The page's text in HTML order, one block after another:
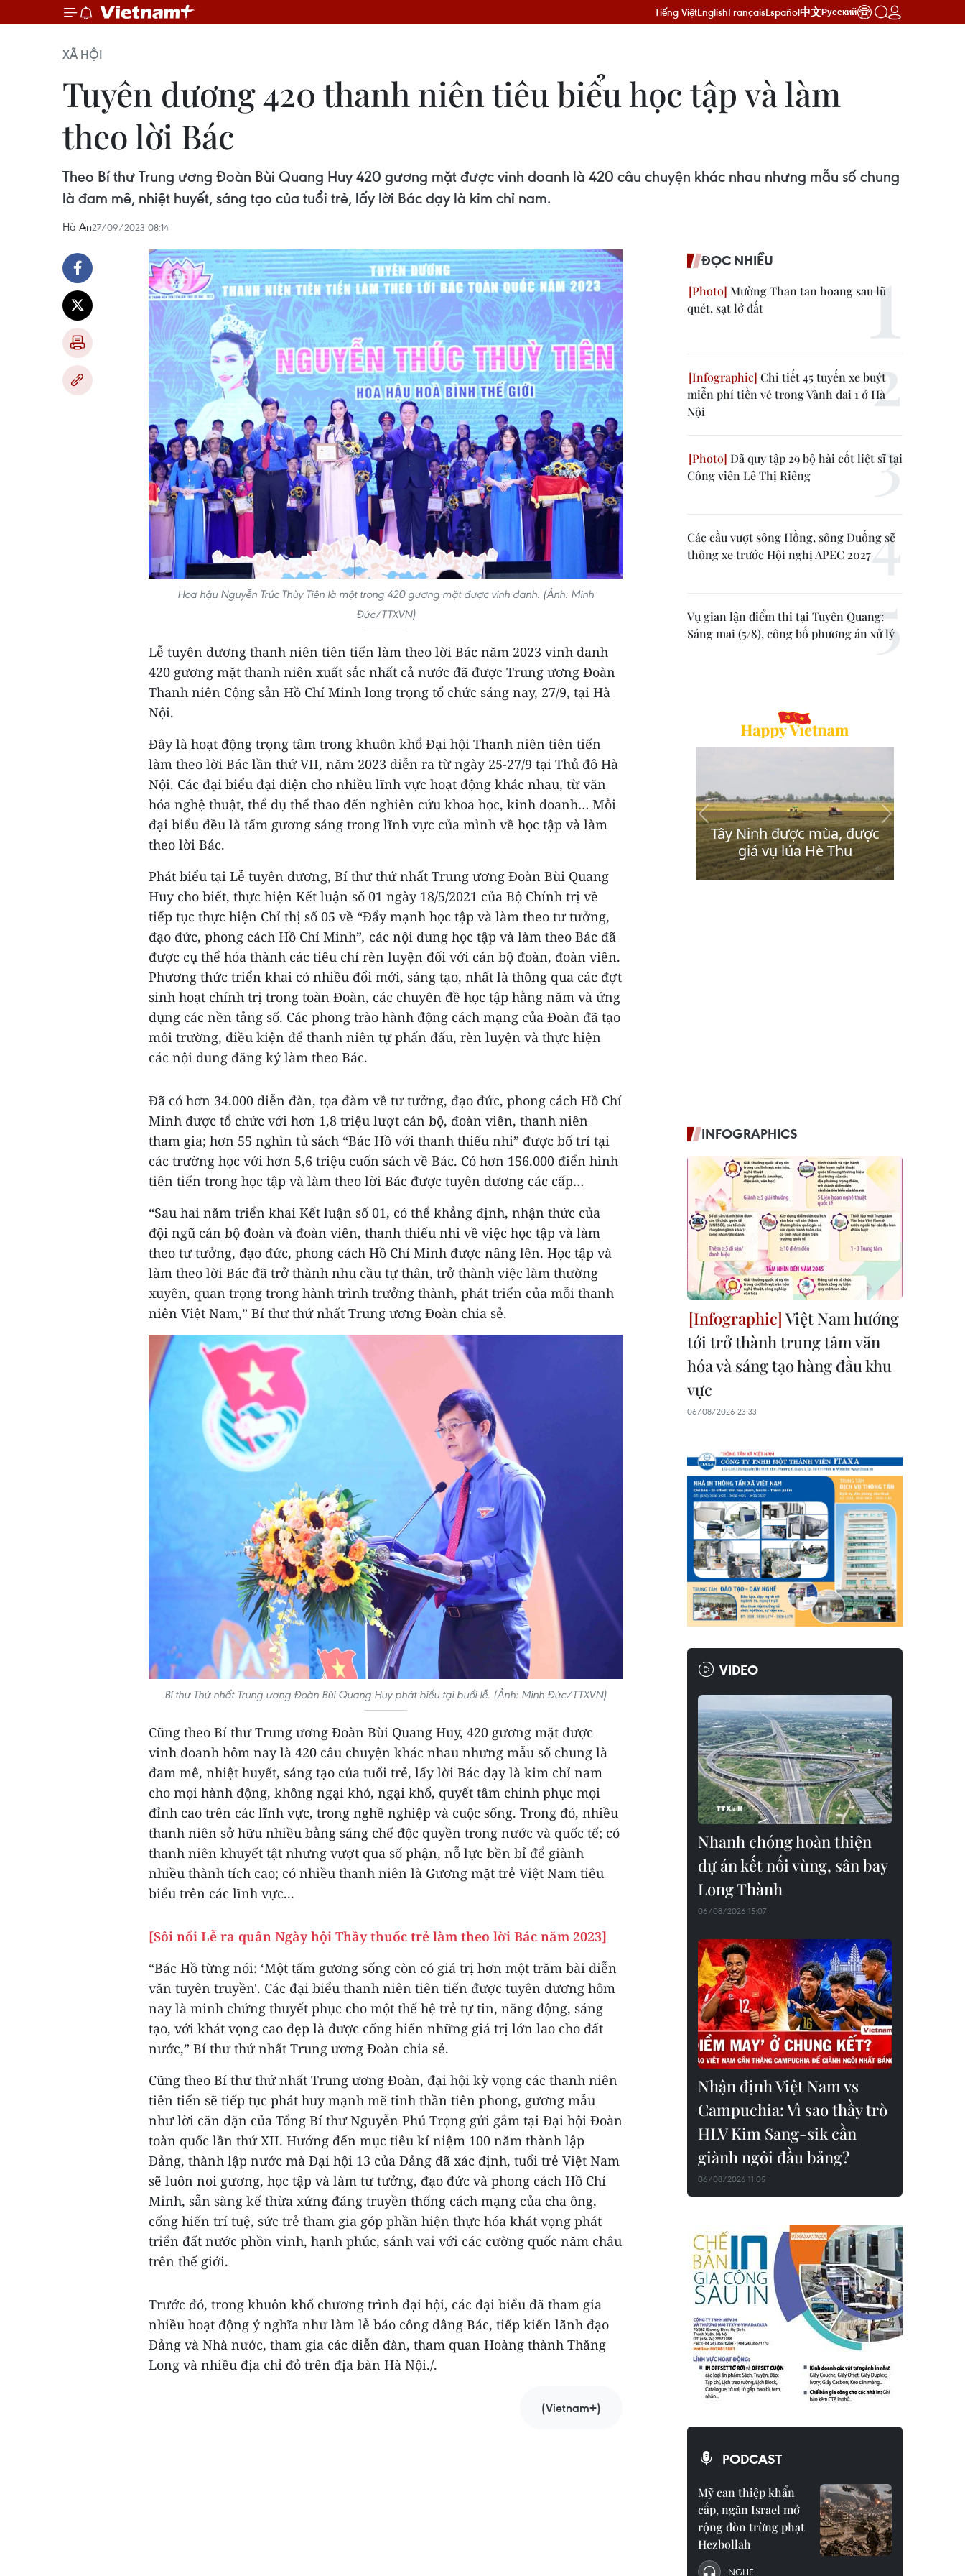
Tiếng ViệtEnglishFrançaisEspañol中文Русский
XÃ HỘI
Tuyên dương 420 thanh niên tiêu biểu học tập và làm
theo lời Bác
Theo Bí thư Trung ương Đoàn Bùi Quang Huy 420 gương mặt được vinh doanh là 420 câu chuyện khác nhau nhưng mẫu số chung
là đam mê, nhiệt huyết, sáng tạo của tuổi trẻ, lấy lời Bác dạy là kim chỉ nam.
Hà An27/09/2023 08:14
Hoa hậu Nguyễn Trúc Thùy Tiên là một trong 420 gương mặt được vinh danh. (Ảnh: Minh
Đức/TTXVN)
Lễ tuyên dương thanh niên tiên tiến làm theo lời Bác năm 2023 vinh danh
420 gương mặt thanh niên xuất sắc nhất cả nước đã được Trung ương Đoàn
Thanh niên Cộng sản Hồ Chí Minh long trọng tổ chức sáng nay, 27/9, tại Hà
Nội.
Đây là hoạt động trọng tâm trong khuôn khổ Đại hội Thanh niên tiên tiến
làm theo lời Bác lần thứ VII, năm 2023 diễn ra từ ngày 25-27/9 tại Thủ đô Hà
Nội. Các đại biểu đại diện cho nhiều lĩnh vực hoạt động khác nhau, từ văn
hóa nghệ thuật, thể dụ thể thao đến nghiên cứu khoa học, kinh doanh… Mỗi
đại biểu đều là tấm gương sáng trong lĩnh vực của mình về học tập và làm
theo lời Bác.
Phát biểu tại Lễ tuyên dương, Bí thư thứ nhất Trung ương Đoàn Bùi Quang
Huy cho biết, thực hiện Kết luận số 01 ngày 18/5/2021 của Bộ Chính trị về
tiếp tục thực hiện Chỉ thị số 05 về “Đẩy mạnh học tập và làm theo tư tưởng,
đạo đức, phong cách Hồ Chí Minh”, các nội dung học tập và làm theo Bác đã
được cụ thể hóa thành các tiêu chí rèn luyện đối với cán bộ đoàn, đoàn viên.
Phương thức triển khai có nhiều đổi mới, sáng tạo, nhất là thông qua các đợt
sinh hoạt chính trị trong toàn Đoàn, các chuyên đề học tập hằng năm và ứng
dụng các nền tảng số. Các phong trào hành động cách mạng của Đoàn đã tạo
môi trường, điều kiện để thanh niên tự phấn đấu, rèn luyện và thực hiện
các nội dung đăng ký làm theo Bác.
Đã có hơn 34.000 diễn đàn, tọa đàm về tư tưởng, đạo đức, phong cách Hồ Chí
Minh được tổ chức với hơn 1,8 triệu lượt cán bộ, đoàn viên, thanh niên
tham gia; hơn 55 nghìn tủ sách “Bác Hồ với thanh thiếu nhi” được bố trí tại
các trường học với hơn 5,6 triệu cuốn sách về Bác. Có hơn 156.000 điển hình
tiên tiến trong học tập và làm theo lời Bác được tuyên dương các cấp…
“Sau hai năm triển khai Kết luận số 01, có thể khẳng định, nhận thức của
đội ngũ cán bộ đoàn và đoàn viên, thanh thiếu nhi về việc học tập và làm
theo tư tưởng, đạo đức, phong cách Hồ Chí Minh được nâng lên. Học tập và
làm theo lời Bác đã trở thành nhu cầu tự thân, trở thành việc làm thường
xuyên, quan trọng trong hành trình trưởng thành, phát triển của mỗi thanh
niên Việt Nam,” Bí thư thứ nhất Trung ương Đoàn chia sẻ.
Bí thư Thứ nhất Trung ương Đoàn Bùi Quang Huy phát biểu tại buổi lễ. (Ảnh: Minh Đức/TTXVN)
Cũng theo Bí thư Trung ương Đoàn Bùi Quang Huy, 420 gương mặt được
vinh doanh hôm nay là 420 câu chuyện khác nhau nhưng mẫu số chung là
đam mê, nhiệt huyết, sáng tạo của tuổi trẻ, lấy lời Bác dạy là kim chỉ nam
cho mọi hành động, không ngại khó, ngại khổ, quyết tâm chinh phục mọi
đỉnh cao trên các lĩnh vực, trong nghề nghiệp và cuộc sống. Trong đó, nhiều
thanh niên sở hữu nhiều bằng sáng chế độc quyền trong nước và quốc tế; có
thanh niên khuyết tật nhưng vượt qua số phận, nỗ lực bền bỉ để giành
nhiều thành tích cao; có nhiều thanh niên là Gương mặt trẻ Việt Nam tiêu
biểu trên các lĩnh vực...
[Sôi nổi Lễ ra quân Ngày hội Thầy thuốc trẻ làm theo lời Bác năm 2023]
“Bác Hồ từng nói: ‘Một tấm gương sống còn có giá trị hơn một trăm bài diễn
văn tuyên truyền'. Các đại biểu thanh niên tiên tiến được tuyên dương hôm
nay là minh chứng thuyết phục cho một thế hệ trẻ tự tin, năng động, sáng
tạo, với khát vọng cao đẹp là được cống hiến những giá trị lớn lao cho đất
nước,” Bí thư thứ nhất Trung ương Đoàn chia sẻ.
Cũng theo Bí thư thứ nhất Trung ương Đoàn, đại hội kỳ vọng các thanh niên
tiên tiến sẽ tiếp tục phát huy mạnh mẽ tinh thần tiên phong, gương mẫu
như lời căn dặn của Tổng Bí thư Nguyễn Phú Trọng gửi gắm tại Đại hội Đoàn
toàn quốc lần thứ XII. Hướng đến mục tiêu kỉ niệm 100 năm thành lập
Đảng, thành lập nước mà Đại hội 13 của Đảng đã xác định, tuổi trẻ Việt Nam
sẽ luôn noi gương, học tập và làm tư tưởng, đạo đức và phong cách Hồ Chí
Minh, sẵn sàng kế thừa xứng đáng truyền thống cách mạng của cha ông,
cống hiến trí tuệ, sức trẻ tham gia góp phần hiện thực hóa khát vọng phát
triển đất nước phồn vinh, hạnh phúc, sánh vai với các cường quốc năm châu
trên thế giới.
Trước đó, trong khuôn khổ chương trình đại hội, các đại biểu đã tham gia
nhiều hoạt động ý nghĩa như làm lễ báo công dâng Bác, tiếp kiến lãnh đạo
Đảng và Nhà nước, tham gia các diễn đàn, tham quan Hoàng thành Thăng
Long và nhiều địa chỉ đỏ trên địa bàn Hà Nội./.
(Vietnam+)
ĐỌC NHIỀU
Mường Than tan hoang sau lũ
quét, sạt lở đất
Chi tiết 45 tuyến xe buýt
miễn phí tiền vé trong Vành đai 1 ở Hà
Nội
Đã quy tập 29 bộ hài cốt liệt sĩ tại
Công viên Lê Thị Riêng
Các cầu vượt sông Hồng, sông Đuống sẽ
thông xe trước Hội nghị APEC 2027
Vụ gian lận điểm thi tại Tuyên Quang:
Sáng mai (5/8), công bố phương án xử lý
INFOGRAPHICS
Việt Nam hướng
tới trở thành trung tâm văn
hóa và sáng tạo hàng đầu khu
vực
06/08/2026 23:33
VIDEO
Nhanh chóng hoàn thiện
dự án kết nối vùng, sân bay
Long Thành
06/08/2026 15:07
Nhận định Việt Nam vs
Campuchia: Vì sao thầy trò
HLV Kim Sang-sik cần
giành ngôi đầu bảng?
06/08/2026 11:05
PODCAST
Mỹ can thiệp khẩn
cấp, ngăn Israel mở
rộng đòn trừng phạt
Hezbollah
NGHE